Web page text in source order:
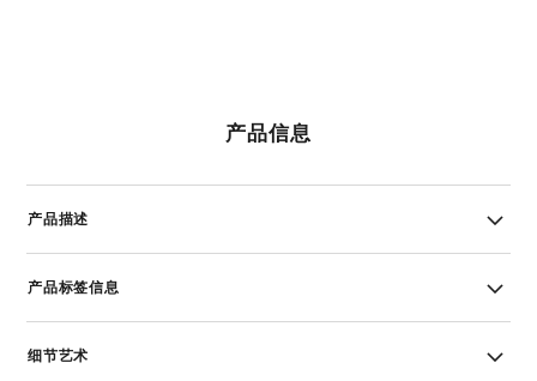
产品信息
产品描述
产品标签信息
细节艺术